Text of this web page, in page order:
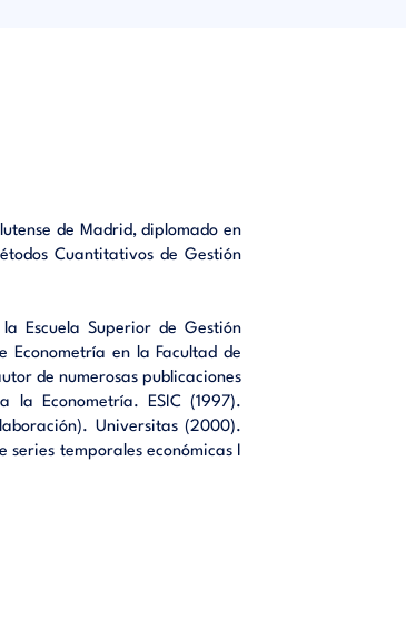
de Madrid, diplomado en
Cuantitativos de Gestión
Escuela Superior de Gestión
Econometría en la Facultad de
de numerosas publicaciones
la Econometría. ESIC (1997).
Universitas (2000).
series temporales económicas I